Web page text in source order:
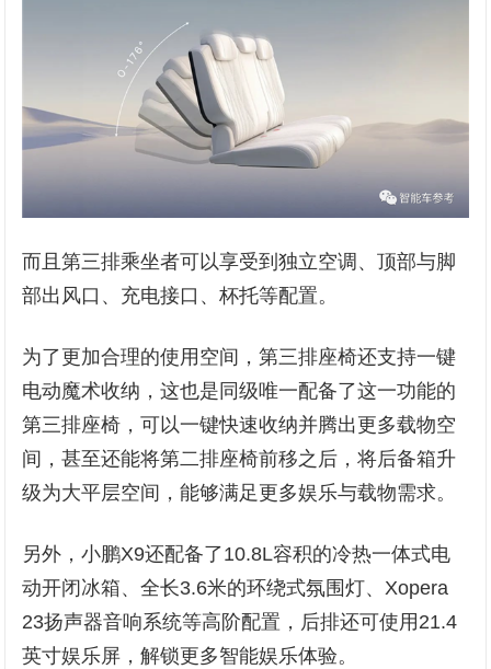
而且第三排乘坐者可以享受到独立空调、顶部与脚
部出风口、充电接口、杯托等配置。
为了更加合理的使用空间，第三排座椅还支持一键
电动魔术收纳，这也是同级唯一配备了这一功能的
第三排座椅，可以一键快速收纳并腾出更多载物空
间，甚至还能将第二排座椅前移之后，将后备箱升
级为大平层空间，能够满足更多娱乐与载物需求。
另外，小鹏X9还配备了10.8L容积的冷热一体式电
动开闭冰箱、全长3.6米的环绕式氛围灯、Xopera
23扬声器音响系统等高阶配置，后排还可使用21.4
英寸娱乐屏，解锁更多智能娱乐体验。